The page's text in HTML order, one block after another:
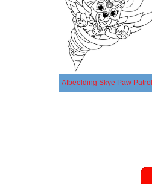
Afbeelding Skye Paw Patrol